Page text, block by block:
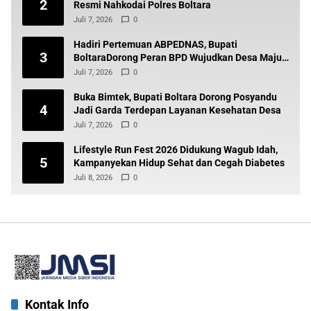
2
Resmi Nahkodai Polres Boltara
Juli 7, 2026 0
3
Hadiri Pertemuan ABPEDNAS, Bupati
BoltaraDorong Peran BPD Wujudkan Desa Maju
dan Transparan
Juli 7, 2026 0
4
Buka Bimtek, Bupati Boltara Dorong Posyandu
Jadi Garda Terdepan Layanan Kesehatan Desa
Juli 7, 2026 0
5
Lifestyle Run Fest 2026 Didukung Wagub Idah,
Kampanyekan Hidup Sehat dan Cegah Diabetes
Juli 8, 2026 0
Kontak Info